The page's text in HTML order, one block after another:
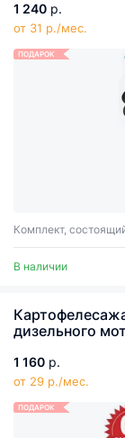
1 240 р.
от 31 р./мес.
ПОДАРОК
Комплект,
В наличии
дизельного
1 160 р.
от 29 р./мес.
ПОДАРОК